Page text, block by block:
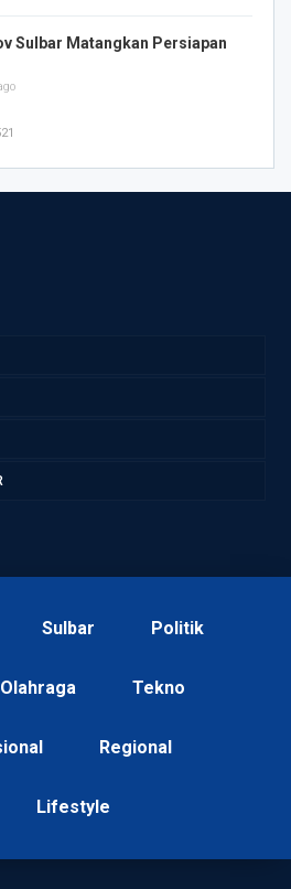
Sulbar Matangkan Persiapan
Sulbar Politik
Olahraga Tekno
Regional
Lifestyle